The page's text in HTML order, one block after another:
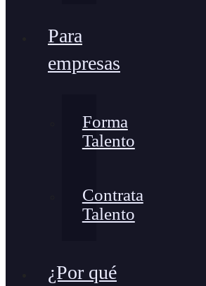
Para
empresas
Forma
Talento
Contrata
Talento
¿Por qué